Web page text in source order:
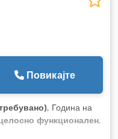
Повикајте
, Година на
функционален,